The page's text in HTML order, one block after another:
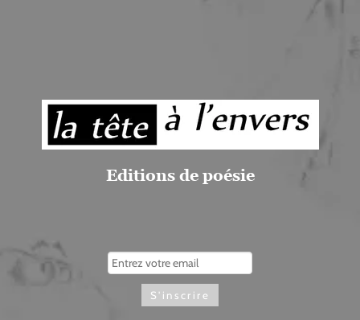
Editions de poésie